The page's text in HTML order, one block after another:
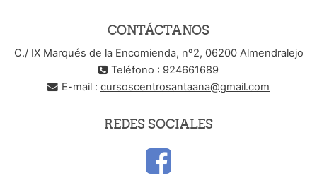
CONTÁCTANOS
C./ IX Marqués de la Encomienda, nº2, 06200 Almendralejo
Teléfono : 924661689
E-mail : cursoscentrosantaana@gmail.com
REDES SOCIALES